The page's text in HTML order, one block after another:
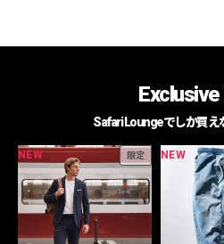
Safari Loungeでしか買え
NEW 限定 NEW